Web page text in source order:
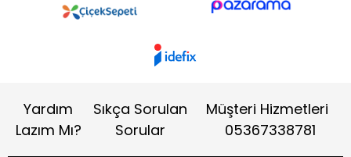
Yardım
Lazım Mı?
Sıkça Sorulan
Sorular
Müşteri Hizmetleri
05367338781